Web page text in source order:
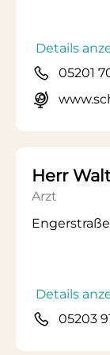
Details
05201
Herr
Arzt
Details
05203